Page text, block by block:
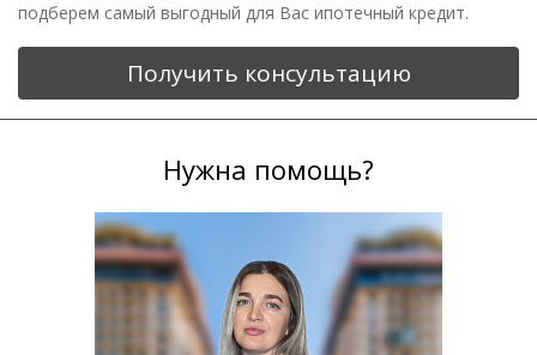
подберем самый выгодный для Вас ипотечный кредит.
Получить консультацию
Нужна помощь?